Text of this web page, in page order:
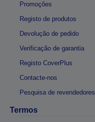
Promoções
Registo de produtos
Devolução de pedido
Verificação de garantia
Registo CoverPlus
Contacte-nos
Pesquisa de revendedores
Termos